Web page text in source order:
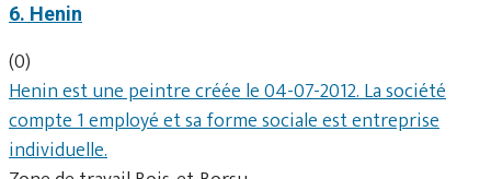
6. Henin
(0)
Henin est une peintre créée le 04-07-2012. La société
compte 1 employé et sa forme sociale est entreprise
individuelle.